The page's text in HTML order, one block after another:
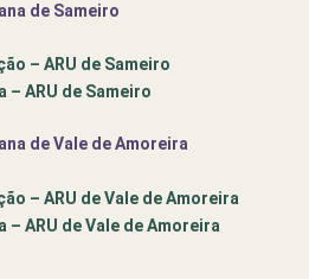
de Sameiro
– ARU de Sameiro
– ARU de Sameiro
de Vale de Amoreira
– ARU de Vale de Amoreira
– ARU de Vale de Amoreira